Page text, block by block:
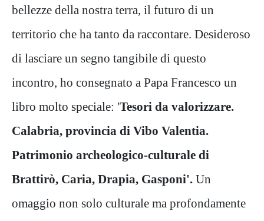
bellezze della nostra terra, il futuro di un
territorio che ha tanto da raccontare. Desideroso
di lasciare un segno tangibile di questo
incontro, ho consegnato a Papa Francesco un
libro molto speciale: 'Tesori da valorizzare.
Calabria, provincia di Vibo Valentia.
Patrimonio archeologico-culturale di
Brattirò, Caria, Drapia, Gasponi'. Un
omaggio non solo culturale ma profondamente